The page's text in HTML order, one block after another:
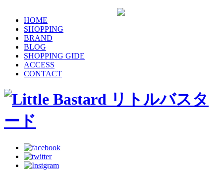
HOME
SHOPPING
BRAND
BLOG
SHOPPING GIDE
ACCESS
CONTACT